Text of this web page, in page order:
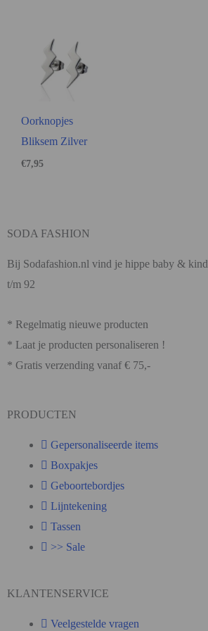
Oorknopjes
Bliksem Zilver
€7,95
SODA FASHION
Bij Sodafashion.nl vind je hippe baby &
t/m 92
* Regelmatig nieuwe producten
* Laat je producten personaliseren !
* Gratis verzending vanaf € 75,-
PRODUCTEN
Gepersonaliseerde items
Boxpakjes
Geboortebordjes
Lijntekening
Tassen
>> Sale
KLANTENSERVICE
Veelgestelde vragen